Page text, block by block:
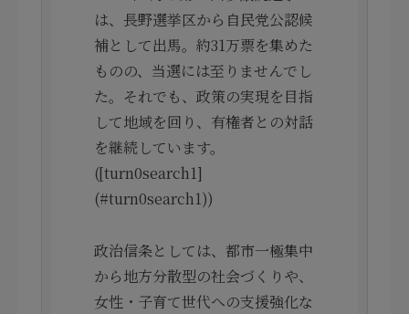
は、長野選挙区から自民党公認候
補として出馬。約31万票を集めた
ものの、当選には至りませんでし
た。それでも、政策の実現を目指
して地域を回り、有権者との対話
を継続しています。
([turn0search1]
(#turn0search1))
政治信条としては、都市一極集中
から地方分散型の社会づくりや、
女性・子育て世代への支援強化な